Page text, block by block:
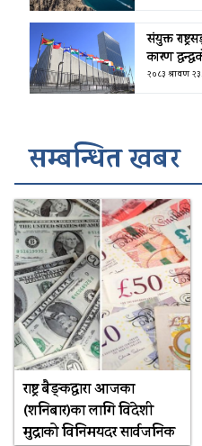
संयुक्त
कारण
२०८३ श्रावण
सम्बन्धित खबर
राष्ट्र बैङ्कद्वारा आजका
(शनिबार)का लागि विदेशी
मुद्राको विनिमयदर सार्वजनिक